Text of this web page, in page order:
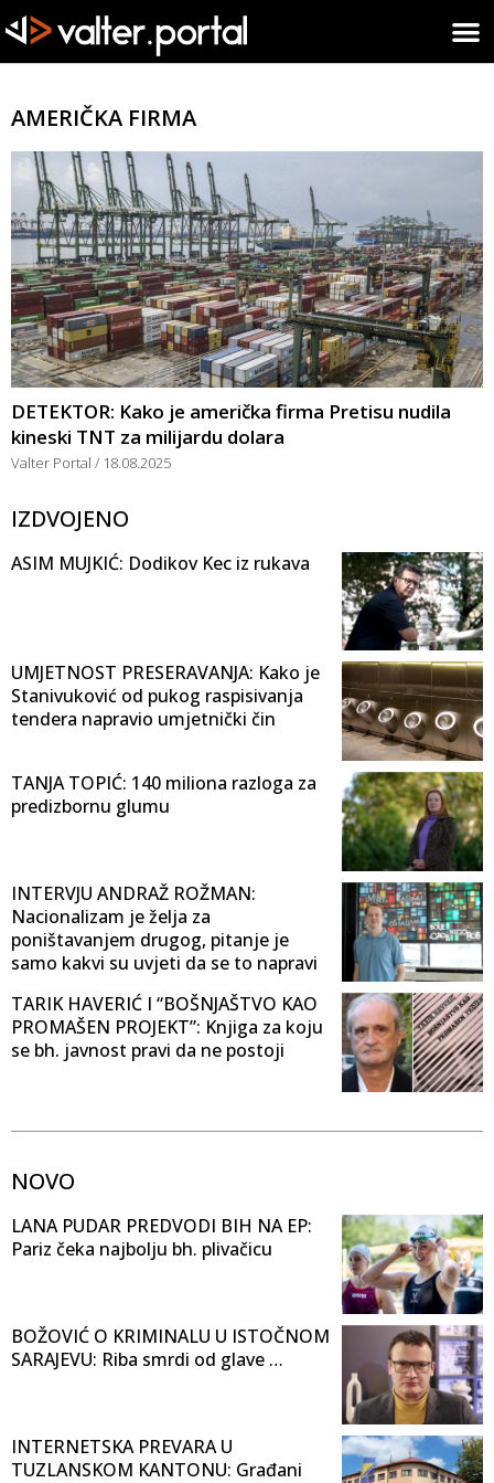
AMERIČKA FIRMA
DETEKTOR: Kako je američka firma Pretisu nudila
kineski TNT za milijardu dolara
Valter Portal 18.08.2025
IZDVOJENO
ASIM MUJKIĆ: Dodikov Kec iz rukava
UMJETNOST PRESERAVANJA: Kako je
Stanivuković od pukog raspisivanja
tendera napravio umjetnički čin
TANJA TOPIĆ: 140 miliona razloga za
predizbornu glumu
INTERVJU ANDRAŽ ROŽMAN:
Nacionalizam je želja za
poništavanjem drugog, pitanje je
samo kakvi su uvjeti da se to napravi
TARIK HAVERIĆ I “BOŠNJAŠTVO KAO
PROMAŠEN PROJEKT”: Knjiga za koju
se bh. javnost pravi da ne postoji
NOVO
LANA PUDAR PREDVODI BIH NA EP:
Pariz čeka najbolju bh. plivačicu
BOŽOVIĆ O KRIMINALU U ISTOČNOM
SARAJEVU: Riba smrdi od glave …
INTERNETSKA PREVARA U
TUZLANSKOM KANTONU: Građani